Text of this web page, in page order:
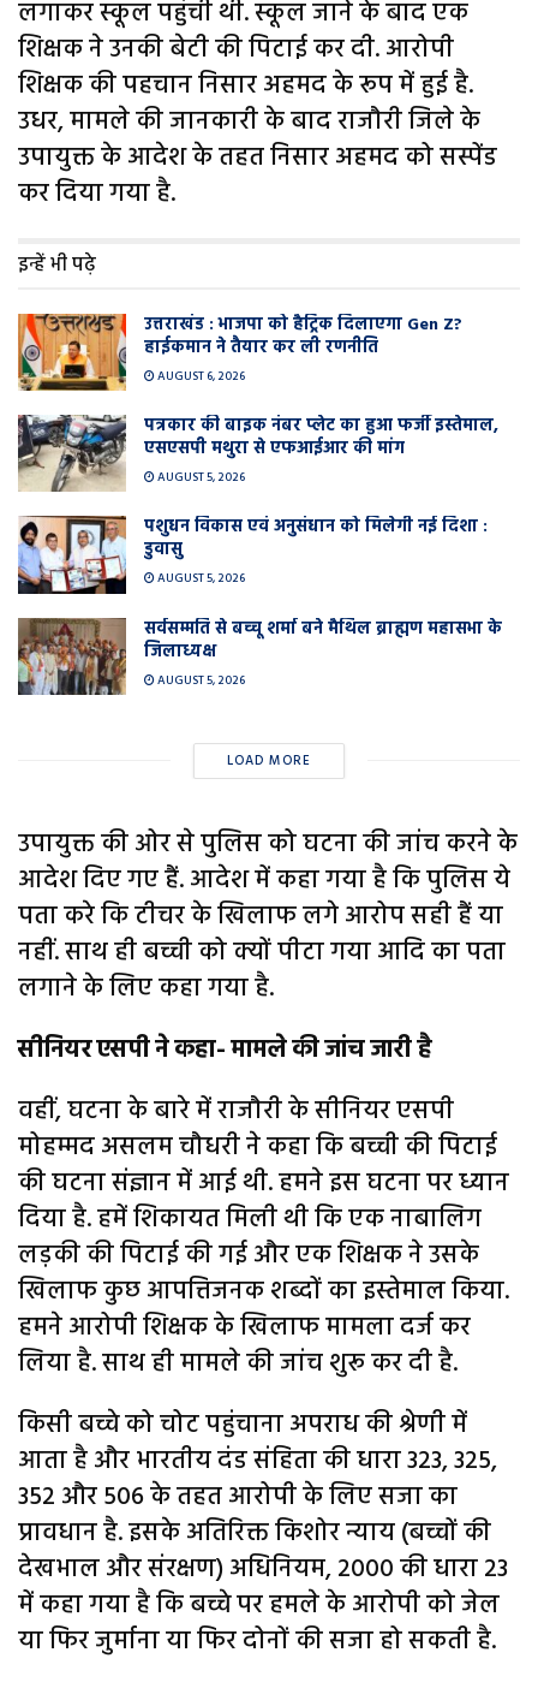
लगाकर स्कूल पहुंची थी. स्कूल जाने के बाद एक
शिक्षक ने उनकी बेटी की पिटाई कर दी. आरोपी
शिक्षक की पहचान निसार अहमद के रूप में हुई है.
उधर, मामले की जानकारी के बाद राजौरी जिले के
उपायुक्त के आदेश के तहत निसार अहमद को सस्पेंड
कर दिया गया है.
इन्हें भी पढ़े
उत्तराखंड : भाजपा को हैट्रिक दिलाएगा Gen Z?
हाईकमान ने तैयार कर ली रणनीति
AUGUST 6, 2026
पत्रकार की बाइक नंबर प्लेट का हुआ फर्जी इस्तेमाल,
एसएसपी मथुरा से एफआईआर की मांग
AUGUST 5, 2026
पशुधन विकास एवं अनुसंधान को मिलेगी नई दिशा :
डुवासु
AUGUST 5, 2026
सर्वसम्मति से बच्चू शर्मा बने मैथिल ब्राह्मण महासभा के
जिलाध्यक्ष
AUGUST 5, 2026
LOAD MORE
उपायुक्त की ओर से पुलिस को घटना की जांच करने के
आदेश दिए गए हैं. आदेश में कहा गया है कि पुलिस ये
पता करे कि टीचर के खिलाफ लगे आरोप सही हैं या
नहीं. साथ ही बच्ची को क्यों पीटा गया आदि का पता
लगाने के लिए कहा गया है.
सीनियर एसपी ने कहा- मामले की जांच जारी है
वहीं, घटना के बारे में राजौरी के सीनियर एसपी
मोहम्मद असलम चौधरी ने कहा कि बच्ची की पिटाई
की घटना संज्ञान में आई थी. हमने इस घटना पर ध्यान
दिया है. हमें शिकायत मिली थी कि एक नाबालिग
लड़की की पिटाई की गई और एक शिक्षक ने उसके
खिलाफ कुछ आपत्तिजनक शब्दों का इस्तेमाल किया.
हमने आरोपी शिक्षक के खिलाफ मामला दर्ज कर
लिया है. साथ ही मामले की जांच शुरू कर दी है.
किसी बच्चे को चोट पहुंचाना अपराध की श्रेणी में
आता है और भारतीय दंड संहिता की धारा 323, 325,
352 और 506 के तहत आरोपी के लिए सजा का
प्रावधान है. इसके अतिरिक्त किशोर न्याय (बच्चों की
देखभाल और संरक्षण) अधिनियम, 2000 की धारा 23
में कहा गया है कि बच्चे पर हमले के आरोपी को जेल
या फिर जुर्माना या फिर दोनों की सजा हो सकती है.